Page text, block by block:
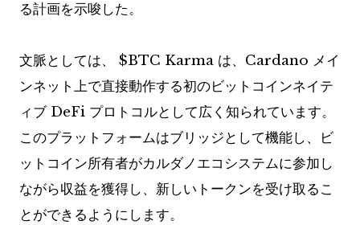
る計画を示唆した。
文脈としては、 $BTC Karma は、Cardano メイ
ンネット上で直接動作する初のビットコインネイテ
ィブ DeFi プロトコルとして広く知られています。
このプラットフォームはブリッジとして機能し、ビ
ットコイン所有者がカルダノエコシステムに参加し
ながら収益を獲得し、新しいトークンを受け取るこ
とができるようにします。